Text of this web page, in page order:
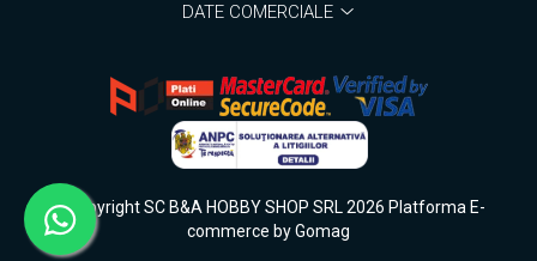
DATE COMERCIALE
©Copyright SC B&A HOBBY SHOP SRL 2026 Platforma E-
commerce by Gomag